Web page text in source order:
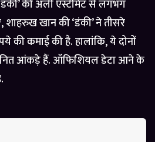
की अर्ली एस्टीमेट से लगभग
शाहरुख खान की ‘डंकी’ ने तीसरे
की कमाई की है. हालांकि, ये दोनों
आंकड़े हैं. ऑफिशियल डेटा आने के